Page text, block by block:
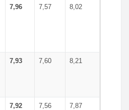
7,96 7,57 8,02
7,93 7,60 8,21
7,92 7,56 7,87